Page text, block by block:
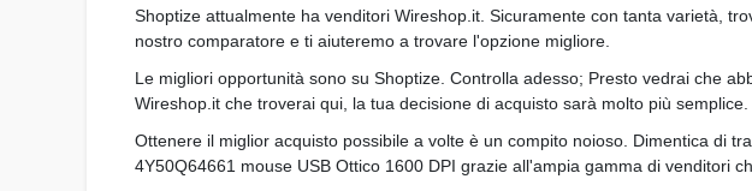
Shoptize attualmente ha venditori Wireshop.it. Sicuramente con tanta varietà,
nostro comparatore e ti aiuteremo a trovare l'opzione migliore.
Le migliori opportunità sono su Shoptize. Controlla adesso; Presto vedrai che
Wireshop.it che troverai qui, la tua decisione di acquisto sarà molto più semplice.
Ottenere il miglior acquisto possibile a volte è un compito noioso. Dimentica di
4Y50Q64661 mouse USB Ottico 1600 DPI grazie all'ampia gamma di venditori